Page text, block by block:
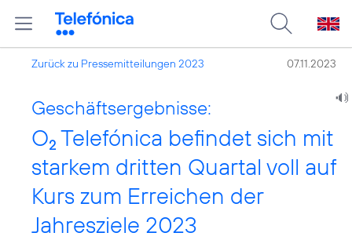
Zurück zu Pressemitteilungen 2023 07.11.2023
Geschäftsergebnisse:
O2 Telefónica befindet sich mit
starkem dritten Quartal voll auf
Kurs zum Erreichen der
Jahresziele 2023